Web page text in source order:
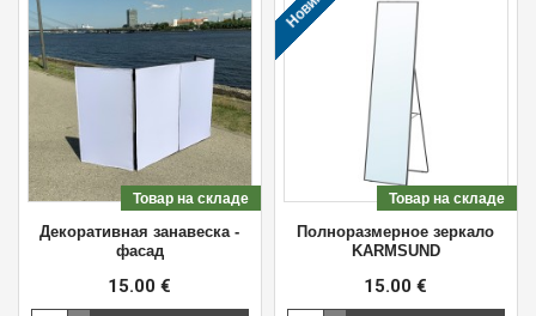
Товар на складе
Декоративная занавеска -
фасад
15.00 €
Товар на складе
Полноразмерное зеркало
KARMSUND
15.00 €